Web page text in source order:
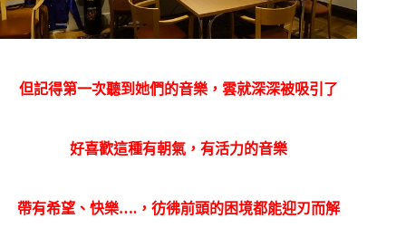
但記得第一次聽到她們的音樂，雲就深深被吸引了
好喜歡這種有朝氣，有活力的音樂
帶有希望、快樂….，彷彿前頭的困境都能迎刃而解